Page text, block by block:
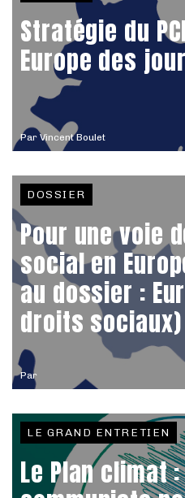
Par Vincent Boulet
Stratégie du
Europe des
Par
DOSSIER
Pour une voie
social en
au dossier :
droits sociaux)
LE GRAND ENTRETIEN
Le Plan climat